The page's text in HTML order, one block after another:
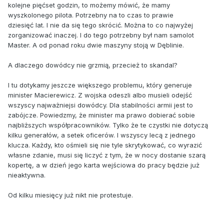
kolejne pięćset godzin, to możemy mówić, że mamy
wyszkolonego pilota. Potrzebny na to czas to prawie
dziesięć lat. I nie da się tego skrócić. Można to co najwyżej
zorganizować inaczej. I do tego potrzebny był nam samolot
Master. A od ponad roku dwie maszyny stoją w Dęblinie.
A dlaczego dowódcy nie grzmią, przecież to skandal?
I tu dotykamy jeszcze większego problemu, który generuje
minister Macierewicz. Z wojska odeszli albo musieli odejść
wszyscy najważniejsi dowódcy. Dla stabilności armii jest to
zabójcze. Powiedzmy, że minister ma prawo dobierać sobie
najbliższych współpracowników. Tylko że te czystki nie dotyczą
kilku generałów, a setek oficerów. I wszyscy lecą z jednego
klucza. Każdy, kto ośmieli się nie tyle skrytykować, co wyrazić
własne zdanie, musi się liczyć z tym, że w nocy dostanie szarą
kopertę, a w dzień jego karta wejściowa do pracy będzie już
nieaktywna.
Od kilku miesięcy już nikt nie protestuje.